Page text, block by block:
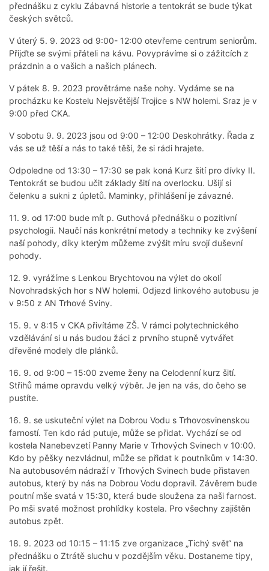
přednášku z cyklu Zábavná historie a tentokrát se bude týkat
českých světců.
V úterý 5. 9. 2023 od 9:00- 12:00 otevřeme centrum seniorům.
Přijďte se svými přáteli na kávu. Povyprávíme si o zážitcích z
prázdnin a o vašich a našich plánech.
V pátek 8. 9. 2023 provětráme naše nohy. Vydáme se na
procházku ke Kostelu Nejsvětější Trojice s NW holemi. Sraz je v
9:00 před CKA.
V sobotu 9. 9. 2023 jsou od 9:00 – 12:00 Deskohrátky. Řada z
vás se už těší a nás to také těší, že si rádi hrajete.
Odpoledne od 13:30 – 17:30 se pak koná Kurz šití pro dívky II.
Tentokrát se budou učit základy šití na overlocku. Ušijí si
čelenku a sukni z úpletů. Maminky, přihlášení je závazné.
11. 9. od 17:00 bude mít p. Guthová přednášku o pozitivní
psychologii. Naučí nás konkrétní metody a techniky ke zvýšení
naší pohody, díky kterým můžeme zvýšit míru svojí duševní
pohody.
12. 9. vyrážíme s Lenkou Brychtovou na výlet do okolí
Novohradských hor s NW holemi. Odjezd linkového autobusu je
v 9:50 z AN Trhové Sviny.
15. 9. v 8:15 v CKA přivítáme ZŠ. V rámci polytechnického
vzdělávání si u nás budou žáci z prvního stupně vytvářet
dřevěné modely dle plánků.
16. 9. od 9:00 – 15:00 zveme ženy na Celodenní kurz šití.
Střihů máme opravdu velký výběr. Je jen na vás, do čeho se
pustíte.
16. 9. se uskuteční výlet na Dobrou Vodu s Trhovosvinenskou
farností. Ten kdo rád putuje, může se přidat. Vychází se od
kostela Nanebevzetí Panny Marie v Trhových Svinech v 10:00.
Kdo by pěšky nezvládnul, může se přidat k poutníkům v 14:30.
Na autobusovém nádraží v Trhových Svinech bude přistaven
autobus, který by nás na Dobrou Vodu dopravil. Závěrem bude
poutní mše svatá v 15:30, která bude sloužena za naši farnost.
Po mši svaté možnost prohlídky kostela. Pro všechny zajištěn
autobus zpět.
18. 9. 2023 od 10:15 – 11:15 zve organizace „Tichý svět“ na
přednášku o Ztrátě sluchu v pozdějším věku. Dostaneme tipy,
jak jí řešit.